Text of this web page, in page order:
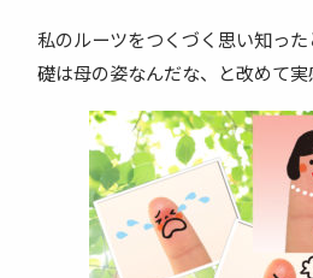
私のルーツをつくづく思い知っ
礎は母の姿なんだな、と改めて実